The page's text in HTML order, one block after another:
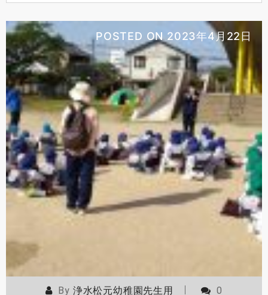
POSTED ON 2023年4月22日
By 浄水松元幼稚園先生用 0